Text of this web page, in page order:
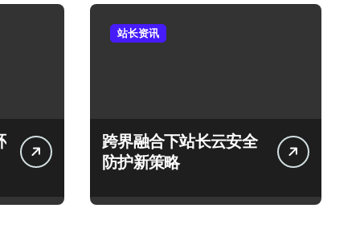
站长资讯
跨界融合下站长云安全
防护新策略